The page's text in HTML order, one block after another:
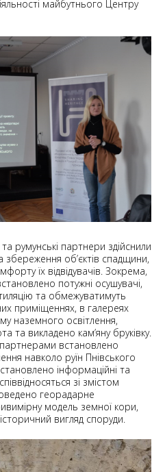
майбутнього Центру
румунські партнери здійснили
збереження об’єктів спадщини,
їх відвідувачів. Зокрема,
потужні осушувачі,
та обмежуватимуть
приміщеннях, в галереях
наземного освітлення,
та викладено кам’яну бруківку.
встановлено
навколо руїн Пнівського
інформаційні та
зі змістом
георадарне
модель земної кори,
вигляд споруди.